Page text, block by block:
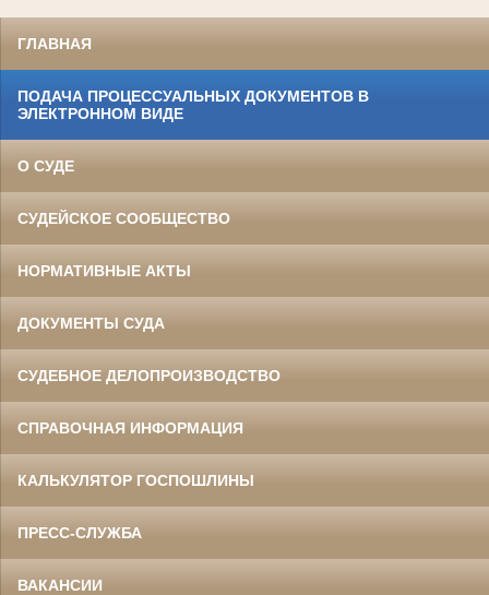
ГЛАВНАЯ
ПОДАЧА ПРОЦЕССУАЛЬНЫХ ДОКУМЕНТОВ В
ЭЛЕКТРОННОМ ВИДЕ
О СУДЕ
СУДЕЙСКОЕ СООБЩЕСТВО
НОРМАТИВНЫЕ АКТЫ
ДОКУМЕНТЫ СУДА
СУДЕБНОЕ ДЕЛОПРОИЗВОДСТВО
СПРАВОЧНАЯ ИНФОРМАЦИЯ
КАЛЬКУЛЯТОР ГОСПОШЛИНЫ
ПРЕСС-СЛУЖБА
ВАКАНСИИ